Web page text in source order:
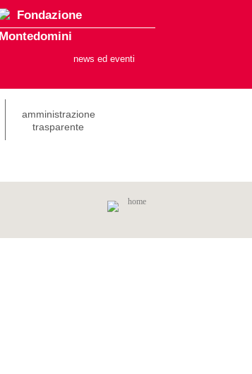
Fondazione
Montedomini
news ed eventi
amministrazione
trasparente
home